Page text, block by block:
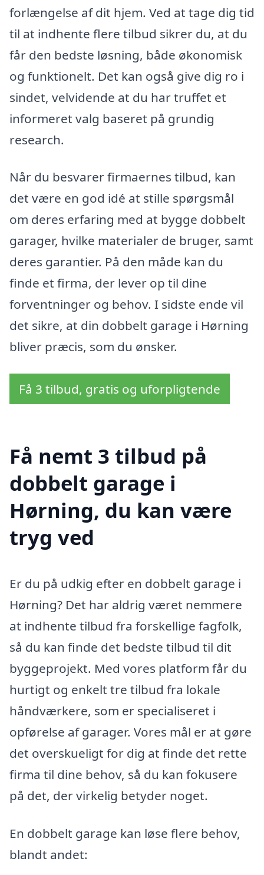
forlængelse af dit hjem. Ved at tage dig tid
til at indhente flere tilbud sikrer du, at du
får den bedste løsning, både økonomisk
og funktionelt. Det kan også give dig ro i
sindet, velvidende at du har truffet et
informeret valg baseret på grundig
research.
Når du besvarer firmaernes tilbud, kan
det være en god idé at stille spørgsmål
om deres erfaring med at bygge dobbelt
garager, hvilke materialer de bruger, samt
deres garantier. På den måde kan du
finde et firma, der lever op til dine
forventninger og behov. I sidste ende vil
det sikre, at din dobbelt garage i Hørning
bliver præcis, som du ønsker.
Få 3 tilbud, gratis og uforpligtende
Få nemt 3 tilbud på
dobbelt garage i
Hørning, du kan være
tryg ved
Er du på udkig efter en dobbelt garage i
Hørning? Det har aldrig været nemmere
at indhente tilbud fra forskellige fagfolk,
så du kan finde det bedste tilbud til dit
byggeprojekt. Med vores platform får du
hurtigt og enkelt tre tilbud fra lokale
håndværkere, som er specialiseret i
opførelse af garager. Vores mål er at gøre
det overskueligt for dig at finde det rette
firma til dine behov, så du kan fokusere
på det, der virkelig betyder noget.
En dobbelt garage kan løse flere behov,
blandt andet: